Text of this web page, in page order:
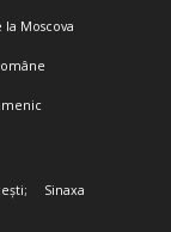
Moscova
Sinaxa